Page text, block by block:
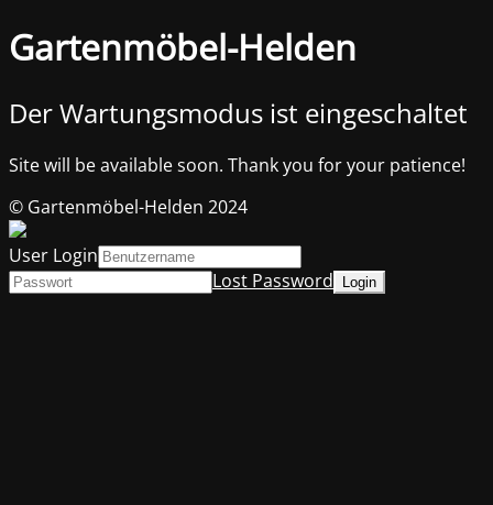
Gartenmöbel-Helden
Der Wartungsmodus ist eingeschaltet
Site will be available soon. Thank you for your patience!
© Gartenmöbel-Helden 2024
User Login
Lost Password